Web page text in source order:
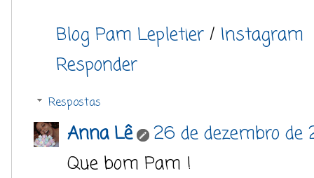
Blog Pam Lepletier / Instagram
Responder
Respostas
Anna Lê
26 de dezembro de
Que bom Pam !